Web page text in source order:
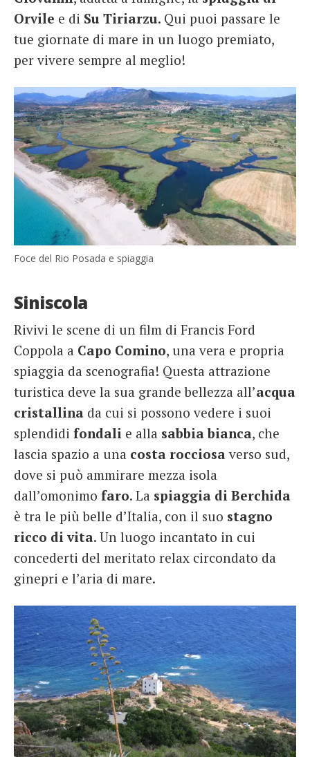
Orvile e di Su Tiriarzu. Qui puoi passare le
tue giornate di mare in un luogo premiato,
per vivere sempre al meglio!
Foce del Rio Posada e spiaggia
Siniscola
Rivivi le scene di un film di Francis Ford
Coppola a Capo Comino, una vera e propria
spiaggia da scenografia! Questa attrazione
turistica deve la sua grande bellezza all’acqua
cristallina da cui si possono vedere i suoi
splendidi fondali e alla sabbia bianca, che
lascia spazio a una costa rocciosa verso sud,
dove si può ammirare mezza isola
dall’omonimo faro. La spiaggia di Berchida
è tra le più belle d’Italia, con il suo stagno
ricco di vita. Un luogo incantato in cui
concederti del meritato relax circondato da
ginepri e l’aria di mare.